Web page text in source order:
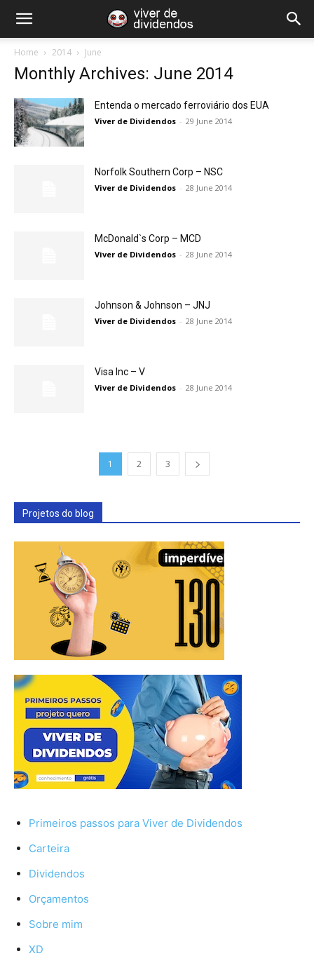
Home 2014 June
Monthly Archives: June 2014
Entenda o mercado ferroviário dos EUA
Viver de Dividendos - 29 June 2014
Norfolk Southern Corp – NSC
Viver de Dividendos - 28 June 2014
McDonald`s Corp – MCD
Viver de Dividendos - 28 June 2014
Johnson & Johnson – JNJ
Viver de Dividendos - 28 June 2014
Visa Inc – V
Viver de Dividendos - 28 June 2014
1 2 3
Projetos do blog
Primeiros passos para Viver de Dividendos
Carteira
Dividendos
Orçamentos
Sobre mim
XD